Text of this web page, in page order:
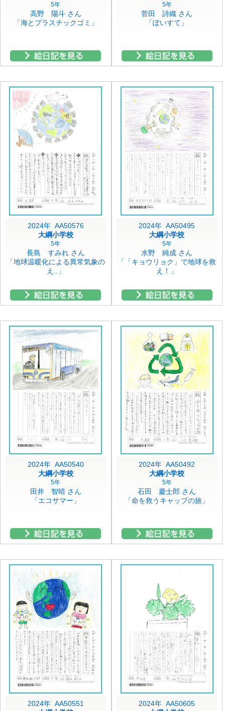
5年
高野 陽斗 さん
「海とプラスチックゴミ」
5年
菅田 詩織 さん
「ぽいすて」
2024年 AA50576
大綱小学校
5年
長島 すみれ さん
「地球温暖化による異常気象の
え..」
2024年 AA50495
大綱小学校
5年
水野 純成 さん
「「キョウリョク」で地球を救
え！」
2024年 AA50540
大綱小学校
5年
田井 智晴 さん
「エコサマー」
2024年 AA50492
大綱小学校
5年
石田 慶士郎 さん
「命を救うキャップの旅」
2024年 AA50551
2024年 AA50605